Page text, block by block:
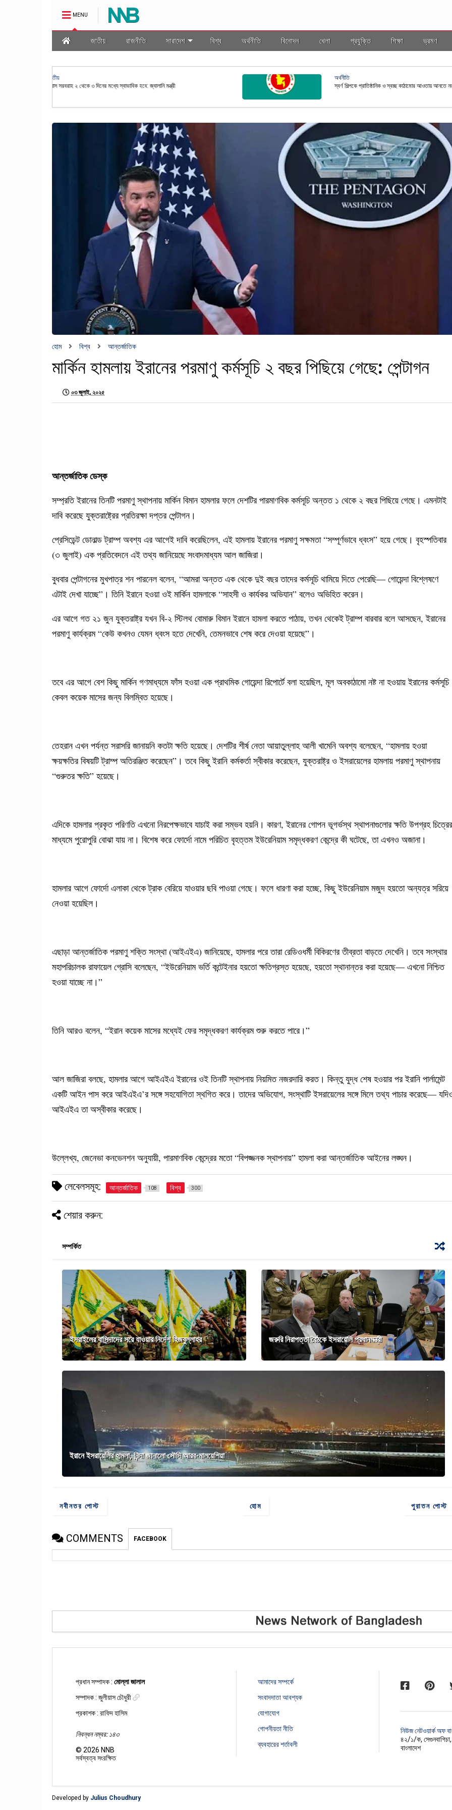
MENU
জাতীয় রাজনীতি সারাদেশ বিশ্ব অর্থনীতি বিনোদন খেলা প্রযুক্তি শিক্ষা ভ্রমণ
স্বর্ণ শিল্পকে প্রাতিষ্ঠানিক ও স্বচ্ছ কাঠামোর আওতায় আনতে নতুন নীতিমালা প্রণয়ন
হোম বিশ্ব আন্তর্জাতিক
মার্কিন হামলায় ইরানের পরমাণু কর্মসূচি ২ বছর পিছিয়ে গেছে: পেন্টাগন
০৩ জুলাই, ২০২৫
আন্তর্জাতিক ডেস্ক
সম্প্রতি ইরানের তিনটি পরমাণু স্থাপনায় মার্কিন বিমান হামলার ফলে দেশটির পারমাণবিক কর্মসূচি অন্তত ১ থেকে ২ বছর পিছিয়ে গেছে। এমনটাই
দাবি করেছে যুক্তরাষ্ট্রের প্রতিরক্ষা দপ্তর পেন্টাগন।
প্রেসিডেন্ট ডোনাল্ড ট্রাম্প অবশ্য এর আগেই দাবি করেছিলেন, এই হামলায় ইরানের পরমাণু সক্ষমতা “সম্পূর্ণভাবে ধ্বংস” হয়ে গেছে। বৃহস্পতিবার
(৩ জুলাই) এক প্রতিবেদনে এই তথ্য জানিয়েছে সংবাদমাধ্যম আল জাজিরা।
বুধবার পেন্টাগনের মুখপাত্র শন পারনেল বলেন, “আমরা অন্তত এক থেকে দুই বছর তাদের কর্মসূচি থামিয়ে দিতে পেরেছি— গোয়েন্দা বিশ্লেষণে
এটাই দেখা যাচ্ছে”। তিনি ইরানে হওয়া ওই মার্কিন হামলাকে “সাহসী ও কার্যকর অভিযান” বলেও অভিহিত করেন।
এর আগে গত ২১ জুন যুক্তরাষ্ট্র যখন বি-২ স্টিলথ বোমারু বিমান ইরানে হামলা করতে পাঠায়, তখন থেকেই ট্রাম্প বারবার বলে আসছেন, ইরানের
পরমাণু কার্যক্রম “কেউ কখনও যেমন ধ্বংস হতে দেখেনি, তেমনভাবে শেষ করে দেওয়া হয়েছে”।
তবে এর আগে বেশ কিছু মার্কিন গণমাধ্যমে ফাঁস হওয়া এক প্রাথমিক গোয়েন্দা রিপোর্টে বলা হয়েছিল, মূল অবকাঠামো নষ্ট না হওয়ায় ইরানের কর্মসূচি
কেবল কয়েক মাসের জন্য বিলম্বিত হয়েছে।
তেহরান এখন পর্যন্ত সরাসরি জানায়নি কতটা ক্ষতি হয়েছে। দেশটির শীর্ষ নেতা আয়াতুল্লাহ আলী খামেনি অবশ্য বলেছেন, “হামলায় হওয়া
ক্ষয়ক্ষতির বিষয়টি ট্রাম্প অতিরঞ্জিত করেছেন”। তবে কিছু ইরানি কর্মকর্তা স্বীকার করেছেন, যুক্তরাষ্ট্র ও ইসরায়েলের হামলায় পরমাণু স্থাপনায়
“গুরুতর ক্ষতি” হয়েছে।
এদিকে হামলার প্রকৃত পরিণতি এখনো নিরপেক্ষভাবে যাচাই করা সম্ভব হয়নি। কারণ, ইরানের গোপন ভূগর্ভস্থ স্থাপনাগুলোর ক্ষতি উপগ্রহ চিত্রের
মাধ্যমে পুরোপুরি বোঝা যায় না। বিশেষ করে ফোর্দো নামে পরিচিত বৃহত্তম ইউরেনিয়াম সমৃদ্ধকরণ কেন্দ্রে কী ঘটেছে, তা এখনও অজানা।
হামলার আগে ফোর্দো এলাকা থেকে ট্রাক বেরিয়ে যাওয়ার ছবি পাওয়া গেছে। ফলে ধারণা করা হচ্ছে, কিছু ইউরেনিয়াম মজুদ হয়তো অন্যত্র সরিয়ে
নেওয়া হয়েছিল।
এছাড়া আন্তর্জাতিক পরমাণু শক্তি সংস্থা (আইএইএ) জানিয়েছে, হামলার পরে তারা রেডিওধর্মী বিকিরণের তীব্রতা বাড়তে দেখেনি। তবে সংস্থার
মহাপরিচালক রাফায়েল গ্রোসি বলেছেন, “ইউরেনিয়াম ভর্তি কন্টেইনার হয়তো ক্ষতিগ্রস্ত হয়েছে, হয়তো স্থানান্তর করা হয়েছে— এখনো নিশ্চিত
হওয়া যাচ্ছে না।”
তিনি আরও বলেন, “ইরান কয়েক মাসের মধ্যেই ফের সমৃদ্ধকরণ কার্যক্রম শুরু করতে পারে।”
আল জাজিরা বলছে, হামলার আগে আইএইএ ইরানের ওই তিনটি স্থাপনায় নিয়মিত নজরদারি করত। কিন্তু যুদ্ধ শেষ হওয়ার পর ইরানি পার্লামেন্ট
একটি আইন পাস করে আইএইএ’র সঙ্গে সহযোগিতা স্থগিত করে। তাদের অভিযোগ, সংস্থাটি ইসরায়েলের সঙ্গে মিলে তথ্য পাচার করেছে—
আইএইএ তা অস্বীকার করেছে।
উল্লেখ্য, জেনেভা কনভেনশন অনুযায়ী, পারমাণবিক কেন্দ্রের মতো “বিপজ্জনক স্থাপনায়” হামলা করা আন্তর্জাতিক আইনের লঙ্ঘন।
লেবেলসমূহ: আন্তর্জাতিক 108 বিশ্ব 300
শেয়ার করুন:
সম্পর্কিত
ইসরাইলের বাসিন্দাদের সরে যাওয়ার নির্দেশ হিজবুল্লাহর জরুরি নিরাপত্তা বৈঠকে ইসরায়েলি প্রধানমন্ত্রী
ইরানে ইসরায়েলির হামলা, নিন্দা জানালো সৌদি আরব-মালয়েশিয়া
নবীনতর পোস্ট পুরাতন পোস্ট
হোম
COMMENTS FACEBOOK
প্রধান সম্পাদক : মোল্লা জালাল
সম্পাদক : জুলীয়াস চৌধুরী
প্রকাশক : রাফিদ হাসিম
নিবন্ধন নম্বর: ১৪৩
© 2026 NNB
সর্বস্বত্ব সংরক্ষিত
আমাদের সম্পর্কে
সংবাদদাতা আবশ্যক
যোগাযোগ
গোপনীয়তা নীতি
ব্যবহারের শর্তাবলী
নিউজ নেটওয়ার্ক অফ
৪২/১/ক,
বাংলাদেশ
Developed by Julius Choudhury